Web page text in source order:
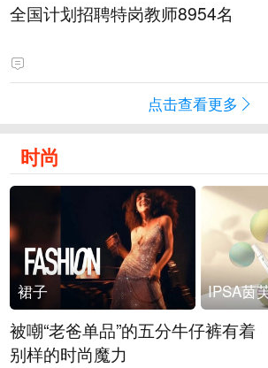
全国计划招聘特岗教师8954名
点击查看更多
时尚
裙子
被嘲“老爸单品”的五分牛仔裤有着
别样的时尚魔力